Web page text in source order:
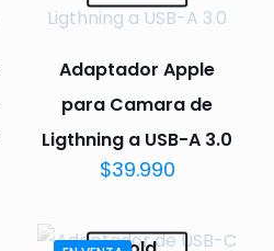
Adaptador Apple
para Camara de
Ligthning a USB-A 3.0
$39.990